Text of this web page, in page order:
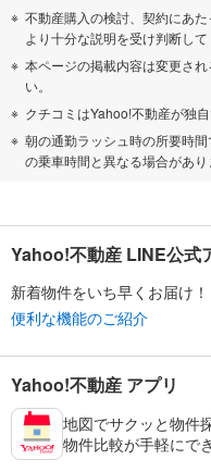
不動産購入の検討、契約にあ
より十分な説明を受け判断して
本ページの掲載内容は変更さ
い。
クチコミはYahoo!不動産が独
朝の通勤ラッシュ時の所要時
の乗車時間と異なる場合があり
Yahoo!不動産 LINE公式
新着物件をいち早くお届け！
便利な機能のご紹介
Yahoo!不動産 アプリ
地図でサクッと物件
物件比較が手軽にで